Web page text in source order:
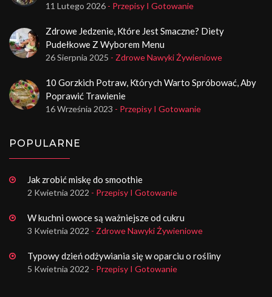
11 Lutego 2026 - Przepisy I Gotowanie
Zdrowe Jedzenie, Które Jest Smaczne? Diety
Pudełkowe Z Wyborem Menu
26 Sierpnia 2025 - Zdrowe Nawyki Żywieniowe
10 Gorzkich Potraw, Których Warto Spróbować, Aby
Poprawić Trawienie
16 Września 2023 - Przepisy I Gotowanie
POPULARNE
Jak zrobić miskę do smoothie
2 Kwietnia 2022 - Przepisy I Gotowanie
W kuchni owoce są ważniejsze od cukru
3 Kwietnia 2022 - Zdrowe Nawyki Żywieniowe
Typowy dzień odżywiania się w oparciu o rośliny
5 Kwietnia 2022 - Przepisy I Gotowanie